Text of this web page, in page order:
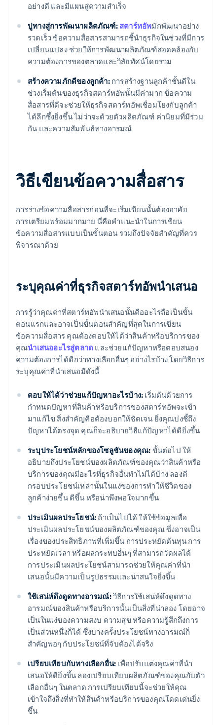
อย่างดี และมีแผนสู่ความสำเร็จ
ปูทางสู่การพัฒนาผลิตภัณฑ์: สตาร์ทอัพมักพัฒนาอย่าง
รวดเร็ว ข้อความสื่อสารสามารถชี้นำธุรกิจในช่วงที่มีการ
เปลี่ยนแปลง ช่วยให้การพัฒนาผลิตภัณฑ์สอดคล้องกับ
ความต้องการของตลาดและวิสัยทัศน์โดยรวม
สร้างความภักดีของลูกค้า:การสร้างฐานลูกค้าชั้นดีใน
ช่วงเริ่มต้นของธุรกิจสตาร์ทอัพนั้นมีค่ามาก ข้อความ
สื่อสารที่ดีจะช่วยให้ธุรกิจสตาร์ทอัพเชื่อมโยงกับลูกค้า
ได้ลึกซึ้งยิ่งขึ้น ไม่ว่าจะด้วยตัวผลิตภัณฑ์ ค่านิยมที่มีร่วม
กัน และความสัมพันธ์ทางอารมณ์
วิธีเขียนข้อความสื่อสาร
การร่างข้อความสื่อสารก่อนที่จะเริ่มเขียนนั้นต้องอาศัย
การเตรียมพร้อมมากมาย นี่คือคำแนะนำในการเขียน
ข้อความสื่อสารแบบเป็นขั้นตอน รวมถึงปัจจัยสำคัญที่ควร
พิจารณาด้วย
ระบุคุณค่าที่ธุรกิจสตาร์ทอัพนำเสนอ
การรู้ว่าคุณค่าที่สตาร์ทอัพนำเสนอนั้นคืออะไรถือเป็นขั้น
ตอนแรกและอาจเป็นขั้นตอนสำคัญที่สุดในการเขียน
ข้อความสื่อสาร คุณต้องตอบให้ได้ว่าสินค้าหรือบริการของ
คุณนำเสนออะไรสู่ตลาด และช่วยแก้ปัญหาหรือตอบสนอง
ความต้องการได้ดีกว่าทางเลือกอื่นๆ อย่างไรบ้าง โดยวิธีการ
ระบุคุณค่าที่นำเสนอมีดังนี้
ตอบให้ได้ว่าช่วยแก้ปัญหาอะไรบ้าง: เริ่มต้นด้วยการ
กำหนดปัญหาที่สินค้าหรือบริการของสตาร์ทอัพจะเข้า
มาแก้ไข สิ่งสำคัญคือต้องบอกให้ชัดเจน ยิ่งคุณบ่งชี้ถึง
ปัญหาได้ตรงจุด คุณก็จะอธิบายวิธีแก้ปัญหาได้ดียิ่งขึ้น
ระบุประโยชน์หลักของโซลูชันของคุณ: ขั้นต่อไป ให้
อธิบายถึงประโยชน์ของผลิตภัณฑ์ของคุณว่าสินค้าหรือ
บริการของคุณมีอะไรที่ธุรกิจอื่นทำไม่ได้บ้าง ลองตี
กรอบประโยชน์เหล่านั้นในแง่ของการทำให้ชีวิตของ
ลูกค้าง่ายขึ้น ดีขึ้น หรือน่าพึงพอใจมากขึ้น
ประเมินผลประโยชน์: ถ้าเป็นไปได้ ให้ใช้ข้อมูลเพื่อ
ประเมินผลประโยชน์ของผลิตภัณฑ์ของคุณ ซึ่งอาจเป็น
เรื่องของประสิทธิภาพที่เพิ่มขึ้น การประหยัดต้นทุน การ
ประหยัดเวลา หรือผลกระทบอื่นๆ ที่สามารถวัดผลได้
การประเมินผลประโยชน์สามารถช่วยให้คุณค่าที่นำ
เสนอนั้นมีความเป็นรูปธรรมและน่าสนใจยิ่งขึ้น
ใช้เสน่ห์ดึงดูดทางอารมณ์:วิธีการใช้เสน่ห์ดึงดูดทาง
อารมณ์ของสินค้าหรือบริการนั้นเป็นสิ่งที่น่าลอง โดยอาจ
เป็นในแง่ของความสงบ ความสุข หรือความรู้สึกถึงการ
เป็นส่วนหนึ่งก็ได้ ซึ่งบางครั้งประโยชน์ทางอารมณ์ก็
สำคัญพอๆ กับประโยชน์ที่จับต้องได้จริง
เปรียบเทียบกับทางเลือกอื่น: เพื่อปรับแต่งคุณค่าที่นำ
เสนอให้ดียิ่งขึ้น ลองเปรียบเทียบผลิตภัณฑ์ของคุณกับตัว
เลือกอื่นๆ ในตลาด การเปรียบเทียบนี้จะช่วยให้คุณ
เข้าใจถึงสิ่งที่ทำให้สินค้าหรือบริการของคุณโดดเด่นยิ่ง
ขึ้น